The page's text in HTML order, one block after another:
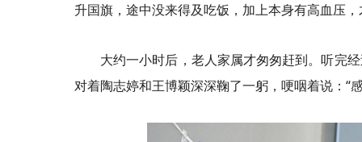
升国旗，途中没来得及吃饭，加上本身有高血压
大约一小时后，老人家属才匆匆赶到。听完
对着陶志婷和王博颖深深鞠了一躬，哽咽着说：“